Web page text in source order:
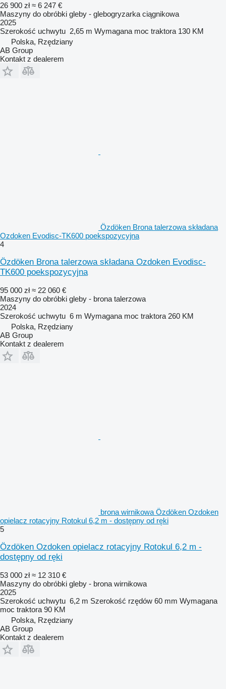
26 900 zł ≈ 6 247 €
Maszyny do obróbki gleby - glebogryzarka ciągnikowa
2025
Szerokość uchwytu 2,65 m Wymagana moc traktora 130 KM
Polska, Rzędziany
AB Group
Kontakt z dealerem
Özdöken Brona talerzowa składana
Ozdoken Evodisc-TK600 poekspozycyjna
4
Özdöken Brona talerzowa składana Ozdoken Evodisc-
TK600 poekspozycyjna
95 000 zł ≈ 22 060 €
Maszyny do obróbki gleby - brona talerzowa
2024
Szerokość uchwytu 6 m Wymagana moc traktora 260 KM
Polska, Rzędziany
AB Group
Kontakt z dealerem
brona wirnikowa Özdöken Ozdoken
opielacz rotacyjny Rotokul 6,2 m - dostępny od ręki
5
Özdöken Ozdoken opielacz rotacyjny Rotokul 6,2 m -
dostępny od ręki
53 000 zł ≈ 12 310 €
Maszyny do obróbki gleby - brona wirnikowa
2025
Szerokość uchwytu 6,2 m Szerokość rzędów 60 mm Wymagana
moc traktora 90 KM
Polska, Rzędziany
AB Group
Kontakt z dealerem